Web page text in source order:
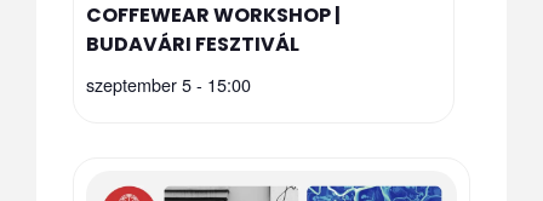
COFFEWEAR WORKSHOP |
BUDAVÁRI FESZTIVÁL
szeptember 5 - 15:00